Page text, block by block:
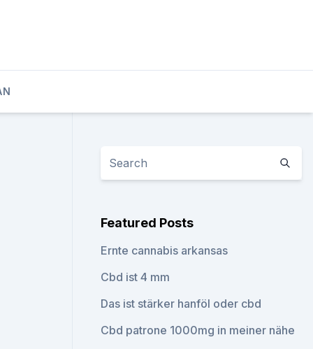
Featured Posts
Ernte cannabis arkansas
Cbd ist 4 mm
Das ist stärker hanföl oder cbd
Cbd patrone 1000mg in meiner nähe